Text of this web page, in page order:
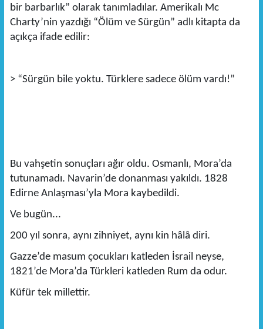
bir barbarlık” olarak tanımladılar. Amerikalı Mc
Charty’nin yazdığı “Ölüm ve Sürgün” adlı kitapta da
açıkça ifade edilir:
> “Sürgün bile yoktu. Türklere sadece ölüm vardı!”
Bu vahşetin sonuçları ağır oldu. Osmanlı, Mora’da
tutunamadı. Navarin’de donanması yakıldı. 1828
Edirne Anlaşması’yla Mora kaybedildi.
Ve bugün...
200 yıl sonra, aynı zihniyet, aynı kin hâlâ diri.
Gazze’de masum çocukları katleden İsrail neyse,
1821’de Mora’da Türkleri katleden Rum da odur.
Küfür tek millettir.